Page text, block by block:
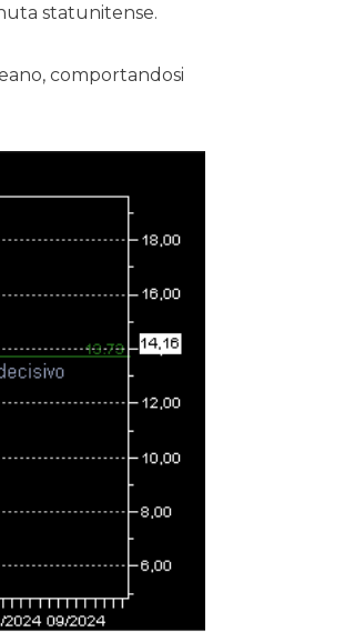
statunitense.
comportandosi